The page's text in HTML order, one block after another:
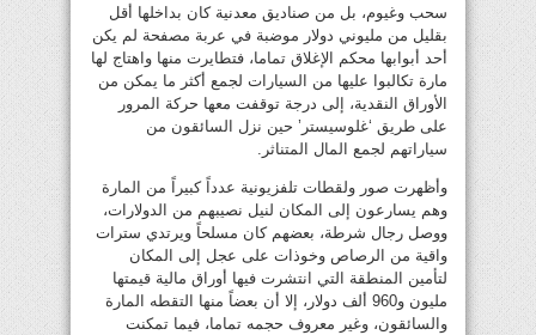
سحب وغيوم، بل من صناديق معدنية كان بداخلها أقل
بقليل من مليوني دولار موضبة في عربة مصفحة لم يكن
أحد أبوابها محكم الإغلاق تماما، فتطايرت منها واهتاج لها
مارة تكالبوا عليها من السيارات لجمع أكثر ما يمكن من
الأوراق النقدية، إلى درجة توقفت معها حركة المرور
على طريق ‘غلوسيستر’ حين نزل السائقون من
سياراتهم لجمع المال المتناثر.
وأظهرت صور ولقطات تلفزيونية عدداً كبيراً من المارة
وهم يسارعون إلى المكان لنيل نصيبهم من الدولارات،
ووصل رجال شرطة، بعضهم كان مسلحاً ويرتدي سترات
واقية من الرصاص وخوذات على عجل إلى المكان
لتأمين المنطقة التي انتشرت فيها أوراق مالية قيمتها
مليون و960 ألف دولار، إلا أن بعضاً منها التقطه المارة
والسائقون، وغير معروف حجمه تماما، فيما تمكنت